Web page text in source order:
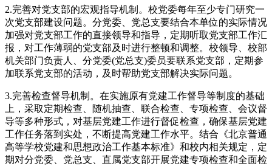
2.完善对党支部的宏观指导机制。校党委每年至少专门研究一
次党支部建设问题。分党委、党总支要结合本单位的实际情况
加强对党支部工作的直接领导和指导，定期听取党支部工作汇
报，对工作薄弱的党支部及时进行整顿和调整。校领导、校部
机关部门负责人、分党委(党总支)委员要联系党支部，定期参
加联系党支部的活动，及时帮助党支部解决实际问题。
3.完善检查督导机制。在实施原有党建工作督导等制度的基础
上，采取定期检查、随机抽查、联合检查、专项检查、会议督
导等多种形式，对基层党建工作进行督促检查，确保基层党建
工作任务落到实处，不断提高党建工作水平。结合《北京普通
高等学校党建和思想政治工作基本标准》和校内相关规定，定
期对分党委、党总支、直属党支部开展党建专项检查和全面检